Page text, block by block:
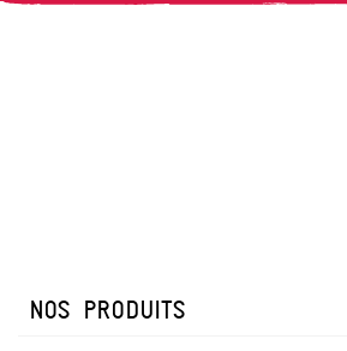
NOS PRODUITS